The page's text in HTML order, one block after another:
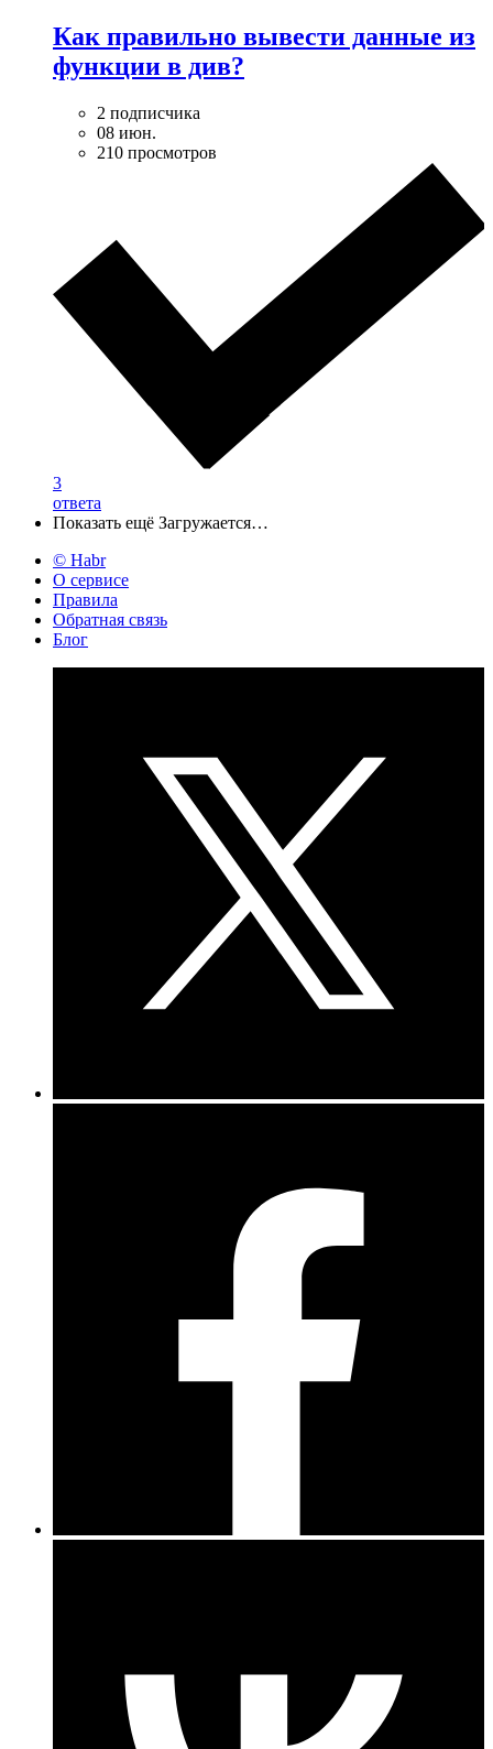
Как правильно вывести данные из
функции в див?
2 подписчика
08 июн.
210 просмотров
3
ответа
Показать ещё Загружается…
© Habr
О сервисе
Правила
Обратная связь
Блог